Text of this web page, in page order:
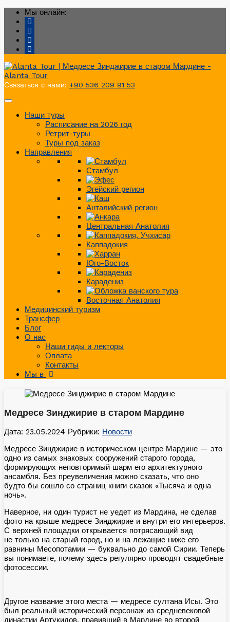
Мы онлайн:
Связаться с нами: +90 536 209 91 53
Наши туры
Расписание на 2026 год
Ретрит-туры
Туры под заказ
Направления
Стамбул
Эгейский регион
Анталийский регион
Центральная Анатолия
Каппадокия
Юго-Восток
Карадениз
Восточная Анатолия
Медицинский туризм
Трансфер
Блог
О нас
Наши гиды и лекторы
Оплата
Контакты
Мы в
Медресе Зинджирие в старом Мардине
Дата: 23.05.2024 Рубрики: Новости
Медресе Зинджирие в историческом центре Мардине — это
одно из самых знаковых сооружений старого города,
формирующих неповторимый шарм его архитектурного
ансамбля. Без преувеличения можно сказать, что оно
будто бы сошло со страниц книги сказок «Тысяча и одна
ночь».
Наверное, ни один турист не уедет из Мардина, не сделав
фото на крыше медресе Зинджирие и внутри его интерьеров.
С верхней площадки открывается потрясающий вид
не только на старый город, но и на лежащие ниже его
равнины Месопотамии — буквально до самой Сирии. Теперь
вы понимаете, почему здесь регулярно проводят свадебные
фотосессии.
Другое название этого места — медресе султана Исы. Это
был реальный исторический персонаж из средневековой
династии Артукидов, правивший в Мардине во второй